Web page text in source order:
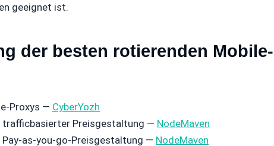
geeignet ist.
der besten rotierenden Mobile-
Proxys — CyberYozh
trafficbasierter Preisgestaltung — NodeMaven
as-you-go-Preisgestaltung — NodeMaven